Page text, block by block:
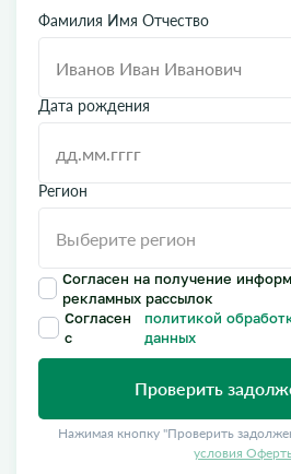
Фамилия Имя Отчество
Дата рождения
Регион
Согласен на получение
рекламных рассылок
Согласен
с
политикой
данных
Проверить
Нажимая кнопку "Проверить
условия